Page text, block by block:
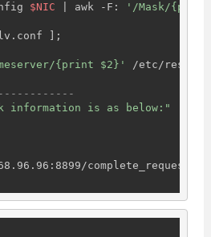
$NIC | awk -F: '/Mask/
{print $2}'
information is as below:"